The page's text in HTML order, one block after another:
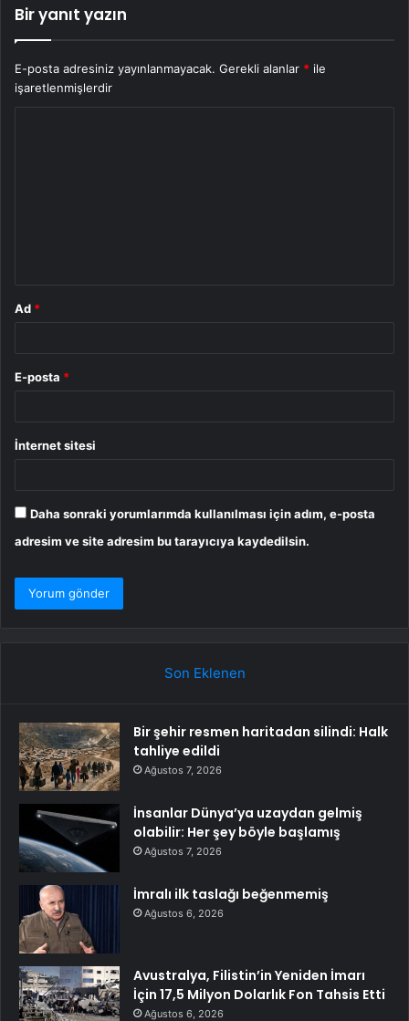
Bir yanıt yazın
E-posta adresiniz yayınlanmayacak. Gerekli alanlar * ile
işaretlenmişlerdir
Ad *
E-posta *
İnternet sitesi
Daha sonraki yorumlarımda kullanılması için adım, e-posta
adresim ve site adresim bu tarayıcıya kaydedilsin.
Son Eklenen
Bir şehir resmen haritadan silindi: Halk
tahliye edildi
Ağustos 7, 2026
İnsanlar Dünya’ya uzaydan gelmiş
olabilir: Her şey böyle başlamış
Ağustos 7, 2026
İmralı ilk taslağı beğenmemiş
Ağustos 6, 2026
Avustralya, Filistin’in Yeniden İmarı
İçin 17,5 Milyon Dolarlık Fon Tahsis Etti
Ağustos 6, 2026